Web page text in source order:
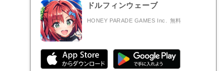
ドルフィンウェーブ
HONEY PARADE GAMES Inc. 無料